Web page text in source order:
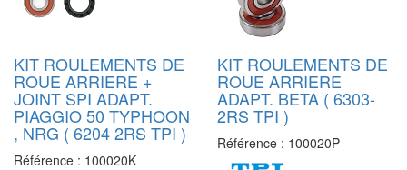
KIT ROULEMENTS DE
ROUE ARRIERE +
JOINT SPI ADAPT.
PIAGGIO 50 TYPHOON
, NRG ( 6204 2RS TPI )
Référence : 100020K
KIT ROULEMENTS DE
ROUE ARRIERE
ADAPT. BETA ( 6303-
2RS TPI )
Référence : 100020P